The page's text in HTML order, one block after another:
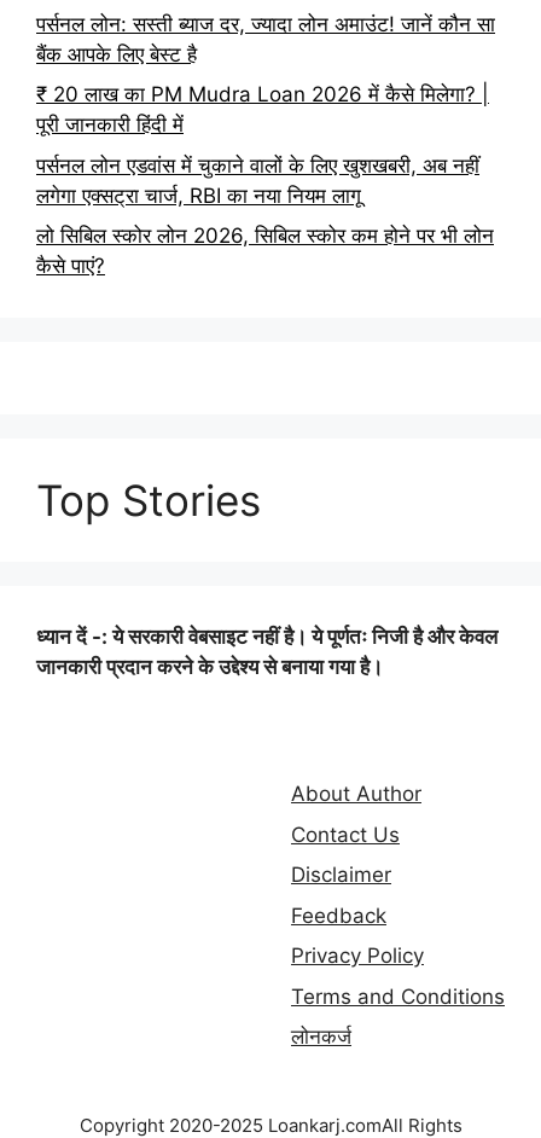
पर्सनल लोन: सस्ती ब्याज दर, ज्यादा लोन अमाउंट! जानें कौन सा
बैंक आपके लिए बेस्ट है
₹ 20 लाख का PM Mudra Loan 2026 में कैसे मिलेगा? |
पूरी जानकारी हिंदी में
पर्सनल लोन एडवांस में चुकाने वालों के लिए खुशखबरी, अब नहीं
लगेगा एक्सट्रा चार्ज, RBI का नया नियम लागू
लो सिबिल स्कोर लोन 2026, सिबिल स्कोर कम होने पर भी लोन
कैसे पाएं?
Top Stories
ध्यान दें -: ये सरकारी वेबसाइट नहीं है। ये पूर्णतः निजी है और केवल
जानकारी प्रदान करने के उद्देश्य से बनाया गया है।
About Author
Contact Us
Disclaimer
Feedback
Privacy Policy
Terms and Conditions
लोनकर्ज
Copyright 2020-2025 Loankarj.comAll Rights